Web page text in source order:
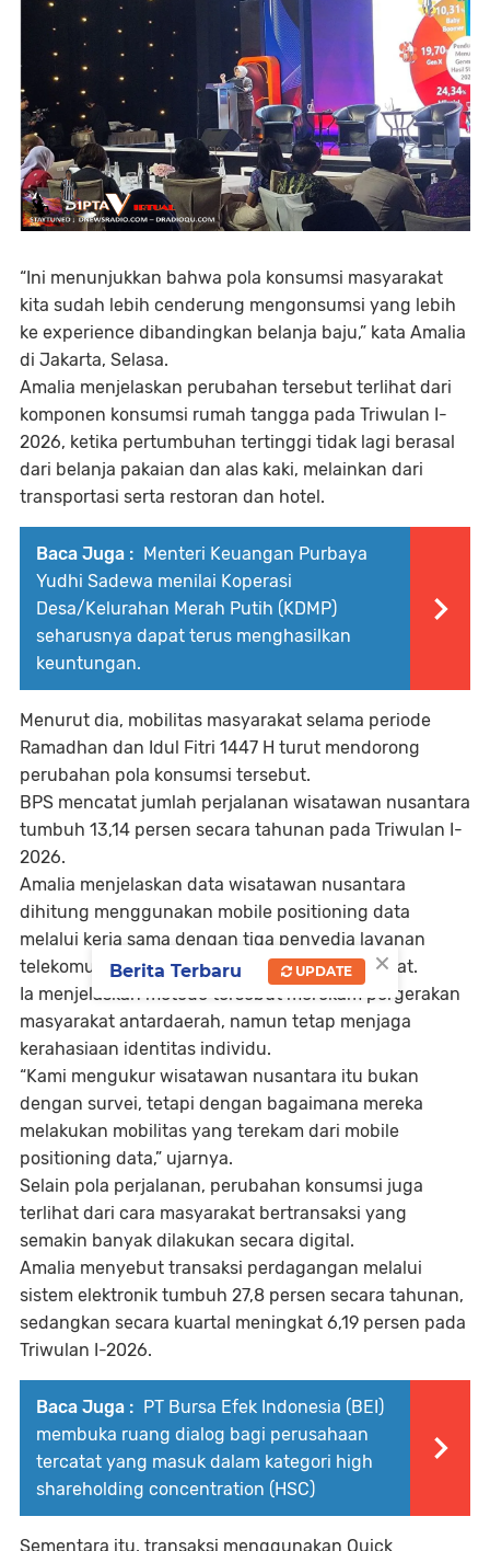
“Ini menunjukkan bahwa pola konsumsi masyarakat
kita sudah lebih cenderung mengonsumsi yang lebih
ke experience dibandingkan belanja baju,” kata Amalia
di Jakarta, Selasa.
Amalia menjelaskan perubahan tersebut terlihat dari
komponen konsumsi rumah tangga pada Triwulan I-
2026, ketika pertumbuhan tertinggi tidak lagi berasal
dari belanja pakaian dan alas kaki, melainkan dari
transportasi serta restoran dan hotel.
Baca Juga : Menteri Keuangan Purbaya
Yudhi Sadewa menilai Koperasi
Desa/Kelurahan Merah Putih (KDMP)
seharusnya dapat terus menghasilkan
keuntungan.
Menurut dia, mobilitas masyarakat selama periode
Ramadhan dan Idul Fitri 1447 H turut mendorong
perubahan pola konsumsi tersebut.
BPS mencatat jumlah perjalanan wisatawan nusantara
tumbuh 13,14 persen secara tahunan pada Triwulan I-
2026.
Amalia menjelaskan data wisatawan nusantara
dihitung menggunakan mobile positioning data
melalui kerja sama dengan tiga penyedia layanan
telekomunikasi, yakni Telkomsel, XL, dan Indosat.
Ia menjelaskan metode tersebut merekam pergerakan
masyarakat antardaerah, namun tetap menjaga
kerahasiaan identitas individu.
“Kami mengukur wisatawan nusantara itu bukan
dengan survei, tetapi dengan bagaimana mereka
melakukan mobilitas yang terekam dari mobile
positioning data,” ujarnya.
Selain pola perjalanan, perubahan konsumsi juga
terlihat dari cara masyarakat bertransaksi yang
semakin banyak dilakukan secara digital.
Amalia menyebut transaksi perdagangan melalui
sistem elektronik tumbuh 27,8 persen secara tahunan,
sedangkan secara kuartal meningkat 6,19 persen pada
Triwulan I-2026.
Baca Juga : PT Bursa Efek Indonesia (BEI)
membuka ruang dialog bagi perusahaan
tercatat yang masuk dalam kategori high
shareholding concentration (HSC)
Sementara itu, transaksi menggunakan Quick
×
Berita Terbaru UPDATE